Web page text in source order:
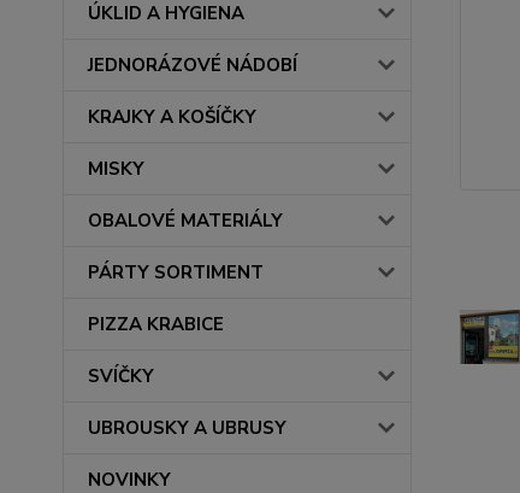
ÚKLID A HYGIENA
JEDNORÁZOVÉ NÁDOBÍ
KRAJKY A KOŠÍČKY
MISKY
OBALOVÉ MATERIÁLY
PÁRTY SORTIMENT
PIZZA KRABICE
SVÍČKY
UBROUSKY A UBRUSY
NOVINKY